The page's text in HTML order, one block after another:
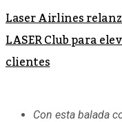
Laser Airlines
LASER Club para
clientes
Con esta balada